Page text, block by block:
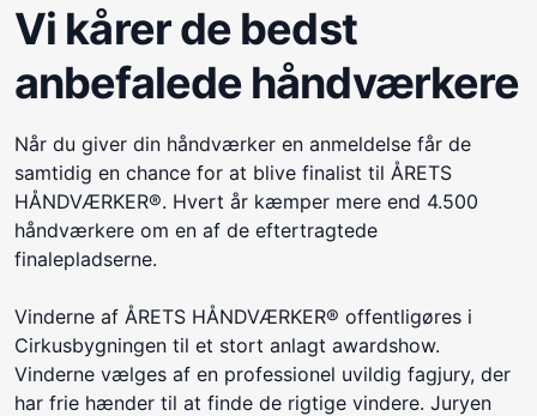
Vi kårer de bedst
anbefalede håndværkere
Når du giver din håndværker en anmeldelse får de
samtidig en chance for at blive finalist til ÅRETS
HÅNDVÆRKER®. Hvert år kæmper mere end 4.500
håndværkere om en af de eftertragtede
finalepladserne.
Vinderne af ÅRETS HÅNDVÆRKER® offentligøres i
Cirkusbygningen til et stort anlagt awardshow.
Vinderne vælges af en professionel uvildig fagjury, der
har frie hænder til at finde de rigtige vindere. Juryen